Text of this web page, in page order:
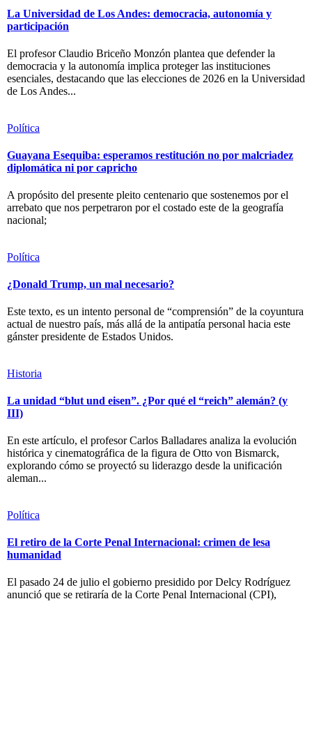
La Universidad de Los Andes: democracia, autonomía y
participación
El profesor Claudio Briceño Monzón plantea que defender la
democracia y la autonomía implica proteger las instituciones
esenciales, destacando que las elecciones de 2026 en la Universidad
de Los Andes...
Política
Guayana Esequiba: esperamos restitución no por malcriadez
diplomática ni por capricho
A propósito del presente pleito centenario que sostenemos por el
arrebato que nos perpetraron por el costado este de la geografía
nacional;
Política
¿Donald Trump, un mal necesario?
Este texto, es un intento personal de “comprensión” de la coyuntura
actual de nuestro país, más allá de la antipatía personal hacia este
gánster presidente de Estados Unidos.
Historia
La unidad “blut und eisen”. ¿Por qué el “reich” alemán? (y
III)
En este artículo, el profesor Carlos Balladares analiza la evolución
histórica y cinematográfica de la figura de Otto von Bismarck,
explorando cómo se proyectó su liderazgo desde la unificación
aleman...
Política
El retiro de la Corte Penal Internacional: crimen de lesa
humanidad
El pasado 24 de julio el gobierno presidido por Delcy Rodríguez
anunció que se retiraría de la Corte Penal Internacional (CPI),